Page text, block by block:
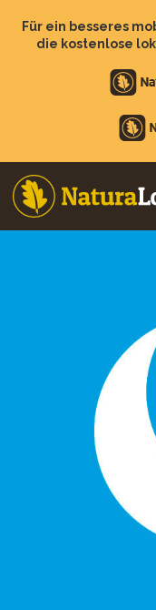
zumFür ein besseres
die kostenlose